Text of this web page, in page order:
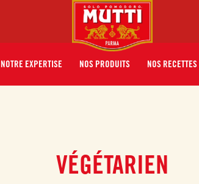
NOTRE EXPERTISE NOS PRODUITS NOS RECETTES
VÉGÉTARIEN